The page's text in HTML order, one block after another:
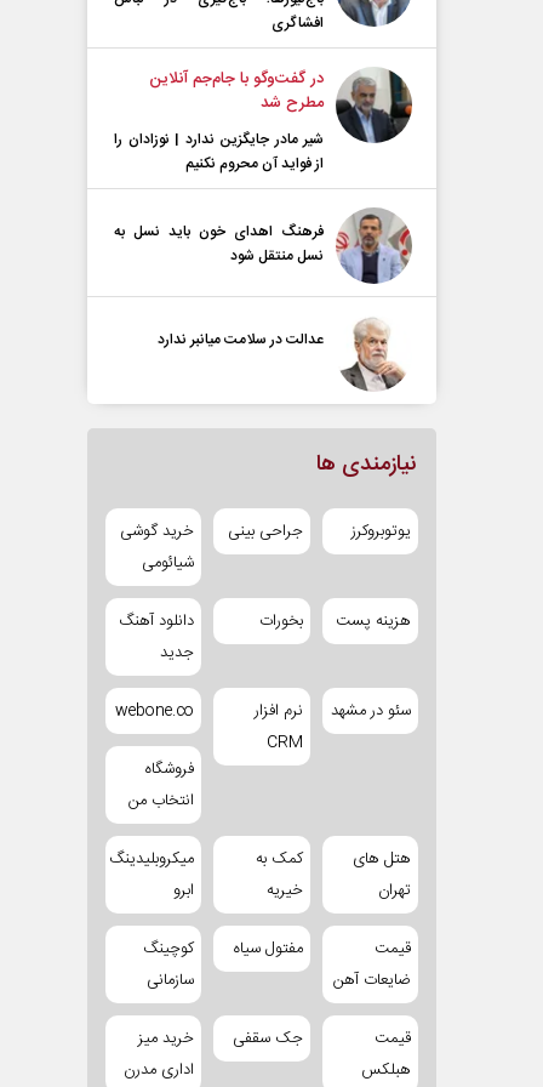
افشاگری
در گفت‌و‌گو با جام‌جم آنلاین
مطرح شد
شیر مادر جایگزین ندارد | نوزادان را
از فواید آن محروم نکنیم
فرهنگ اهدای خون باید نسل به
نسل منتقل شود
عدالت در سلامت میانبر ندارد
نیازمندی ها
یوتوبروکرز جراحی بینی
خرید گوشی
شیائومی
هزینه پست بخورات
دانلود آهنگ
جدید
سئو در مشهد
نرم افزار
CRM
webone.co
فروشگاه
انتخاب من
هتل های
تهران
کمک به
خیریه
میکروبلیدینگ
ابرو
قیمت
ضایعات آهن
مفتول سیاه
کوچینگ
سازمانی
قیمت
هبلکس
جک سقفی
خرید میز
اداری مدرن